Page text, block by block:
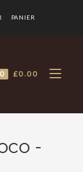
PANIER
0 £0.00
-